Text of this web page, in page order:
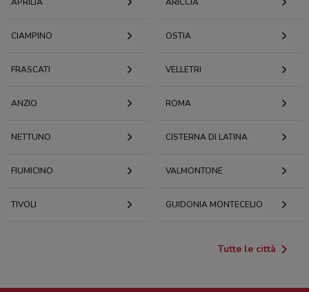
CIAMPINO OSTIA
FRASCATI VELLETRI
ANZIO ROMA
NETTUNO CISTERNA DI LATINA
FIUMICINO VALMONTONE
TIVOLI GUIDONIA MONTECELIO
Tutte le città